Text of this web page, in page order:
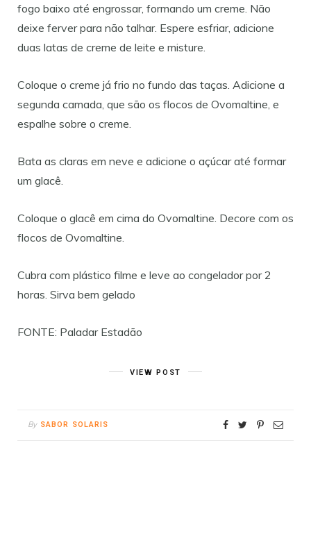
fogo baixo até engrossar, formando um creme. Não
deixe ferver para não talhar. Espere esfriar, adicione
duas latas de creme de leite e misture.
Coloque o creme já frio no fundo das taças. Adicione a
segunda camada, que são os flocos de Ovomaltine, e
espalhe sobre o creme.
Bata as claras em neve e adicione o açúcar até formar
um glacê.
Coloque o glacê em cima do Ovomaltine. Decore com os
flocos de Ovomaltine.
Cubra com plástico filme e leve ao congelador por 2
horas. Sirva bem gelado
FONTE: Paladar Estadão
VIEW POST
By SABOR SOLARIS